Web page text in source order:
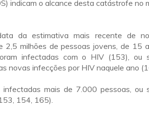
indicam o alcance desta catástrofe no
da estimativa mais recente de
2,5 milhões de pessoas jovens, de 15
infectadas com o HIV (153), ou
novas infecções por HIV naquele ano
mais de 7.000 pessoas, ou
154, 165).